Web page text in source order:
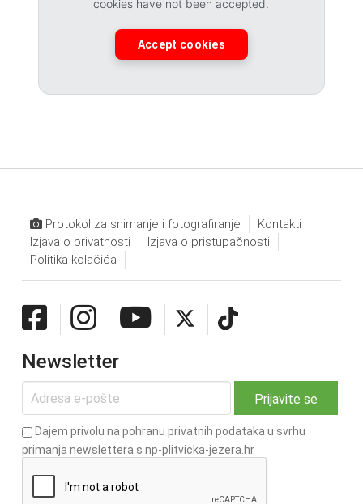
cookies have not been accepted.
Accept cookies
Protokol za snimanje i fotografiranje
Kontakti
Izjava o privatnosti
Izjava o pristupačnosti
Politika kolačića
Newsletter
Dajem privolu na pohranu privatnih podataka u svrhu
primanja newslettera s np-plitvicka-jezera.hr